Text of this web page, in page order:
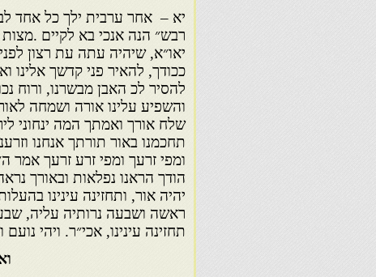
יא – אחר ערבית ילך כל אחד
רבש״ הנה אנכי בא לקיים
יאו״א, שיהיה עתה עת רצון
ככודך, להאיר פני קדשך אלינו
להסיר לכ האבן מבשרנו, ורוח
והשפיע עלינו אורה ושמחה
שלח אורך ואמתך המה ינחוני
תחכמנו באור תורתך אנחנו
ומפי זרעך ומפי זרע זרעך אמר
הודך הראנו נפלאות ובאורך
יהיה אור, ותחזינה עינינו
ראשה ושבעה נרותיה עליה,
תחזינה עינינו, אכי״ר. ויהי